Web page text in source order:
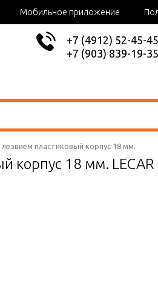
Мобильное приложение
+7 (4912) 52-45-45
+7 (903) 839-19-35
пластиковый корпус 18 мм.
18 мм. LECAR